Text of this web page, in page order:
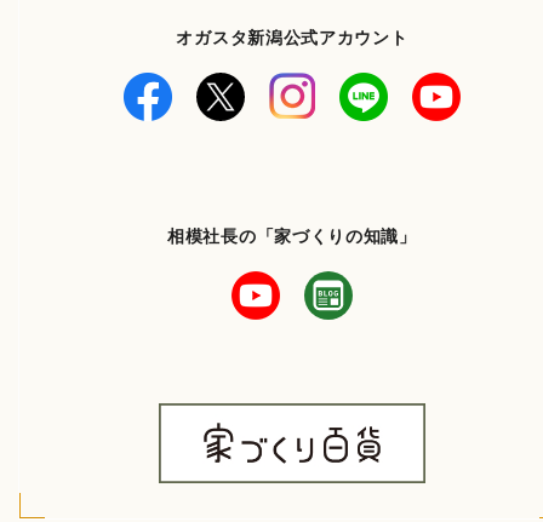
オガスタ新潟公式アカウント
相模社長の「家づくりの知識」